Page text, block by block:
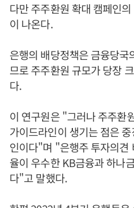
다만 주주환원 확대 캠페인
이 나온다.
은행의 배당정책은 금융당
므로 주주환원 규모가 당장
다.
이 연구원은 "그러나 주주환
가이드라인이 생기는 점은
인이다"며 "은행주 투자의견
율이 우수한 KB금융과 하나
다"고 말했다.